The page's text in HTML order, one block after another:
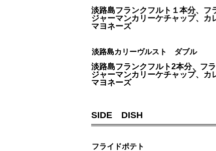
淡路島フランクフルト１本分、フ
ジャーマンカリーケチャップ、カ
マヨネーズ
淡路島カリーヴルスト ダブル
淡路島フランクフルト2本分、フラ
ジャーマンカリーケチャップ、カ
マヨネーズ
SIDE DISH
フライドポテト